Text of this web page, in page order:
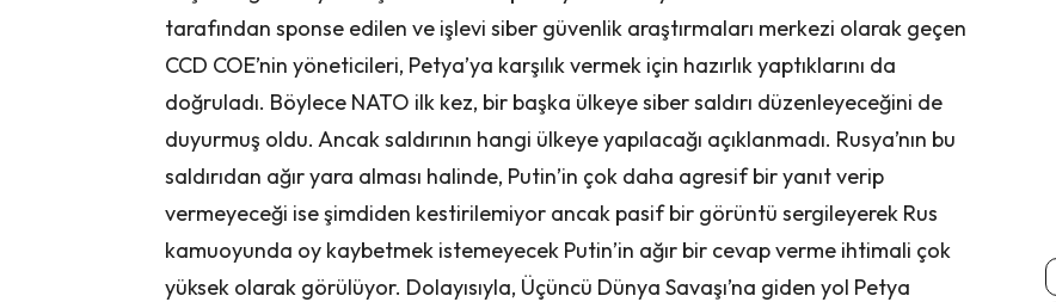
tarafından sponse edilen ve işlevi siber güvenlik araştırmaları merkezi olarak geçen
CCD COE’nin yöneticileri, Petya’ya karşılık vermek için hazırlık yaptıklarını da
doğruladı. Böylece NATO ilk kez, bir başka ülkeye siber saldırı düzenleyeceğini de
duyurmuş oldu. Ancak saldırının hangi ülkeye yapılacağı açıklanmadı. Rusya’nın bu
saldırıdan ağır yara alması halinde, Putin’in çok daha agresif bir yanıt verip
vermeyeceği ise şimdiden kestirilemiyor ancak pasif bir görüntü sergileyerek Rus
kamuoyunda oy kaybetmek istemeyecek Putin’in ağır bir cevap verme ihtimali çok
yüksek olarak görülüyor. Dolayısıyla, Üçüncü Dünya Savaşı’na giden yol Petya